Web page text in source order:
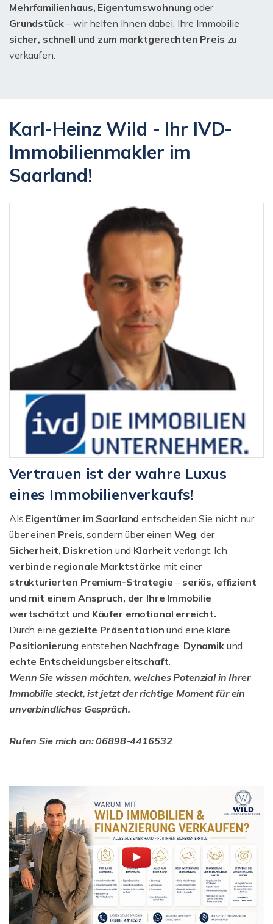
Mehrfamilienhaus, Eigentumswohnung oder
Grundstück– wir helfen Ihnen dabei, Ihre Immobilie
sicher, schnell und zum marktgerechten Preis zu
verkaufen.
Karl-Heinz Wild - Ihr IVD-
Immobilienmakler im
Saarland!
Vertrauen ist der wahre Luxus
eines Immobilienverkaufs!
Als Eigentümer im Saarland entscheiden Sie nicht nur
über einen Preis, sondern über einen Weg, der
Sicherheit, Diskretion und Klarheit verlangt. Ich
verbinde regionale Marktstärke mit einer
strukturierten Premium-Strategie – seriös, effizient
und mit einem Anspruch, der Ihre Immobilie
wertschätzt und Käufer emotional erreicht.
Durch eine gezielte Präsentation und eine klare
Positionierung entstehen Nachfrage, Dynamikund
echte Entscheidungsbereitschaft.
Wenn Sie wissen möchten, welches Potenzial in Ihrer
Immobilie steckt, ist jetzt der richtige Moment für ein
unverbindliches Gespräch.
Rufen Sie mich an: 06898-4416532